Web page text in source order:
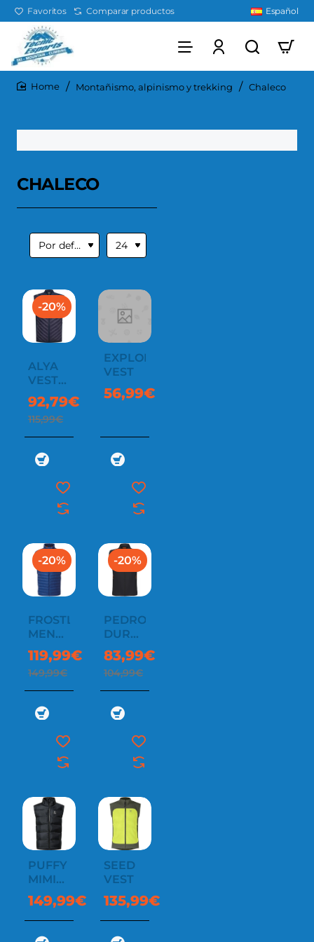
Favoritos Comparar productos Español
Montañismo, alpinismo y trekking Chaleco
CHALECO
-20%
ALYA
VEST
M
92,79€
115,99€
EXPLORER
VEST
56,99€
-20%
FROSTLINE
MENS
VEST
119,99€
149,99€
-20%
PEDROC
DURASTRETCH
LIGHT
VEST
MEN
83,99€
104,99€
PUFFY
MIMIC
VEST
149,99€
SEED
VEST
135,99€